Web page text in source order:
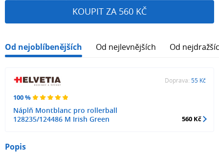
KOUPIT ZA 560 KČ
Od nejoblíbenějších Od nejlevnějších Od
100 %
Náplň Montblanc pro rollerball
128235/124486 M Irish Green
Doprava: 55 Kč
560 Kč
Popis